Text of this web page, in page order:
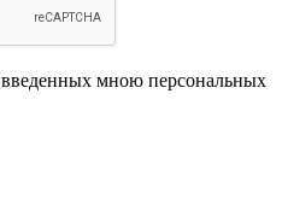
введенных мною персональных